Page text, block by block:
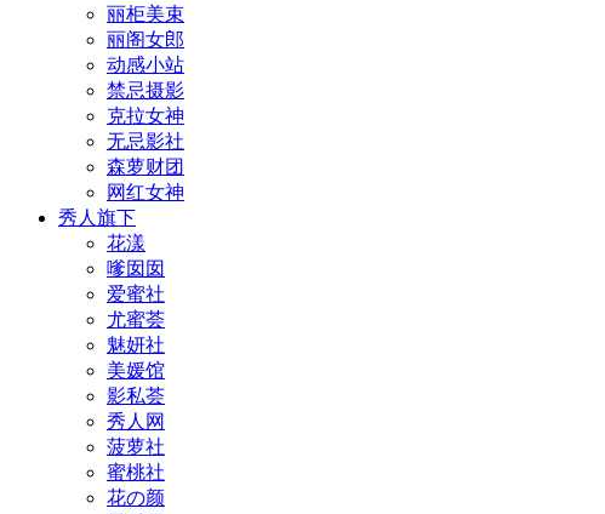
丽柜美束
丽阁女郎
动感小站
禁忌摄影
克拉女神
无忌影社
森萝财团
网红女神
秀人旗下
花漾
嗲囡囡
爱蜜社
尤蜜荟
魅妍社
美媛馆
影私荟
秀人网
菠萝社
蜜桃社
花の颜